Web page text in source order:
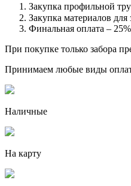
Закупка профильной
Закупка материалов
Финальная оплата – 25%
При покупке только забора
Принимаем любые виды
Наличные
На карту